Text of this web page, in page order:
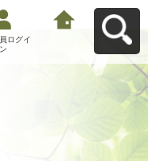
ログイ
ン